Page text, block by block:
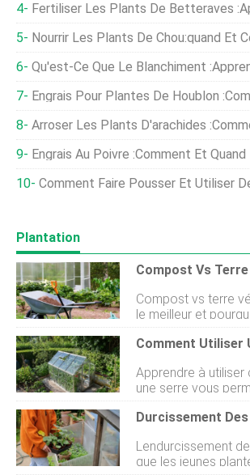
Fertiliser Les Plants De Betteraves :apprendre Quand Et
Nourrir Les Plants De Chou:quand Et Comment
Qu'est-Ce Que Le Blanchiment :apprenez Quand Et
Engrais Pour Plantes De Houblon :comment Et Quand
Arroser Les Plants D'arachides :comment Et Quand
Engrais Au Poivre :comment Et Quand
Comment Faire Pousser Et Utiliser Des
Plantation
Compost vs terre
le meilleur et
planifié un
de jardin, vous
deux. Eh bien, vous
endroit. Il est compréhensible que
vous vous grattiez
Ils sont à la fois
peuvent être
centres de
et sont utilisés pour
Apprendre à
une serre vous
avec succès une
plantes
serre élargit la
que vous pouvez
Lendurcissement
que les jeunes